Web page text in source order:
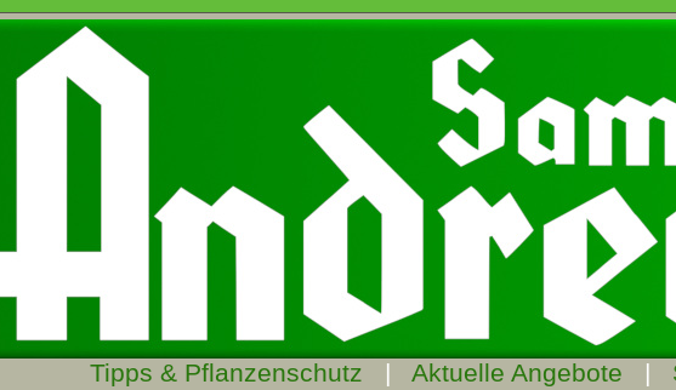
Tipps & Pflanzenschutz | Aktuelle Angebote |